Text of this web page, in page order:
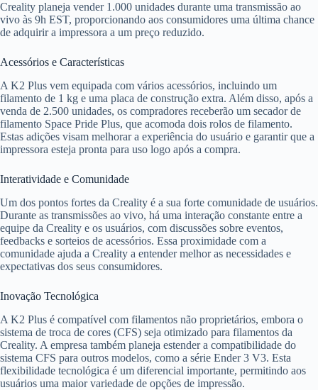
Creality planeja vender 1.000 unidades durante uma transmissão ao
vivo às 9h EST, proporcionando aos consumidores uma última chance
de adquirir a impressora a um preço reduzido.
Acessórios e Características
A K2 Plus vem equipada com vários acessórios, incluindo um
filamento de 1 kg e uma placa de construção extra. Além disso, após a
venda de 2.500 unidades, os compradores receberão um secador de
filamento Space Pride Plus, que acomoda dois rolos de filamento.
Estas adições visam melhorar a experiência do usuário e garantir que a
impressora esteja pronta para uso logo após a compra.
Interatividade e Comunidade
Um dos pontos fortes da Creality é a sua forte comunidade de usuários.
Durante as transmissões ao vivo, há uma interação constante entre a
equipe da Creality e os usuários, com discussões sobre eventos,
feedbacks e sorteios de acessórios. Essa proximidade com a
comunidade ajuda a Creality a entender melhor as necessidades e
expectativas dos seus consumidores.
Inovação Tecnológica
A K2 Plus é compatível com filamentos não proprietários, embora o
sistema de troca de cores (CFS) seja otimizado para filamentos da
Creality. A empresa também planeja estender a compatibilidade do
sistema CFS para outros modelos, como a série Ender 3 V3. Esta
flexibilidade tecnológica é um diferencial importante, permitindo aos
usuários uma maior variedade de opções de impressão.